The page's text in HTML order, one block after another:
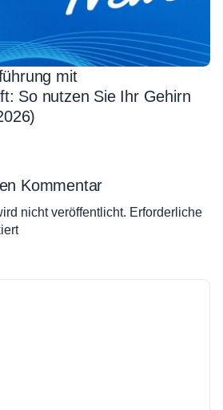
mit
So nutzen Sie Ihr Gehirn
Kommentar
nicht veröffentlicht. Erforderliche